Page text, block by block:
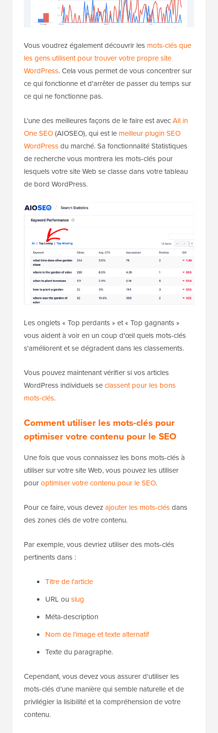
Vous voudrez également découvrir les mots-clés que
les gens utilisent pour trouver votre propre site
WordPress. Cela vous permet de vous concentrer sur
ce qui fonctionne et d'arrêter de passer du temps sur
ce qui ne fonctionne pas.
L'une des meilleures façons de le faire est avecAll in
One SEO(AIOSEO), qui est le meilleur plugin SEO
WordPressdu marché. Sa fonctionnalité Statistiques
de recherche vous montrera les mots-clés pour
lesquels votre site Web se classe dans votre tableau
de bord WordPress.
Les onglets « Top perdants » et « Top gagnants »
vous aident à voir en un coup d'œil quels mots-clés
s'améliorent et se dégradent dans les classements.
Vous pouvez maintenant vérifier si vos articles
WordPress individuels seclassent pour les bons
mots-clés.
Comment utiliser les mots-clés pour
optimiser votre contenu pour le SEO
Une fois que vous connaissez les bons mots-clés à
utiliser sur votre site Web, vous pouvez les utiliser
pouroptimiser votre contenu pour le SEO.
Pour ce faire, vous devezajouter les mots-clésdans
des zones clés de votre contenu.
Par exemple, vous devriez utiliser des mots-clés
pertinents dans :
Titre de l'article
URL ou slug
Méta-description
Nom de l'image et texte alternatif
Texte du paragraphe.
Cependant, vous devez vous assurer d'utiliser les
mots-clés d'une manière qui semble naturelle et de
privilégier la lisibilité et la compréhension de votre
contenu.